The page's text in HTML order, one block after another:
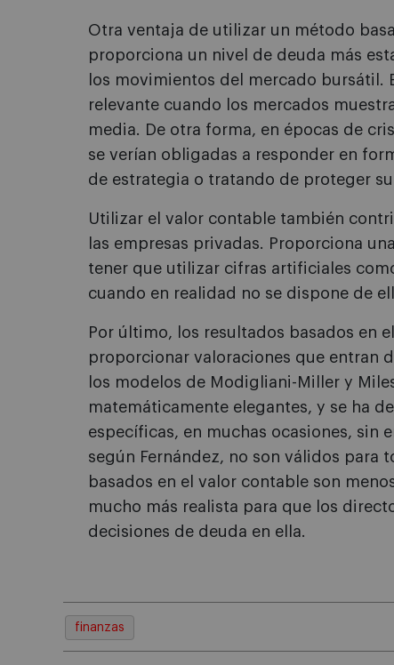
Otra ventaja de utilizar un método
proporciona un nivel de deuda más
los movimientos del mercado bursátil.
relevante cuando los mercados
media. De otra forma, en épocas de
se verían obligadas a responder en
de estrategia o tratando de proteger
Utilizar el valor contable también
las empresas privadas. Proporciona
tener que utilizar cifras artificiales
cuando en realidad no se dispone de
Por último, los resultados basados en
proporcionar valoraciones que entran
los modelos de Modigliani-Miller y
matemáticamente elegantes, y se ha
específicas, en muchas ocasiones, sin
según Fernández, no son válidos para
basados en el valor contable son
mucho más realista para que los
decisiones de deuda en ella.
finanzas